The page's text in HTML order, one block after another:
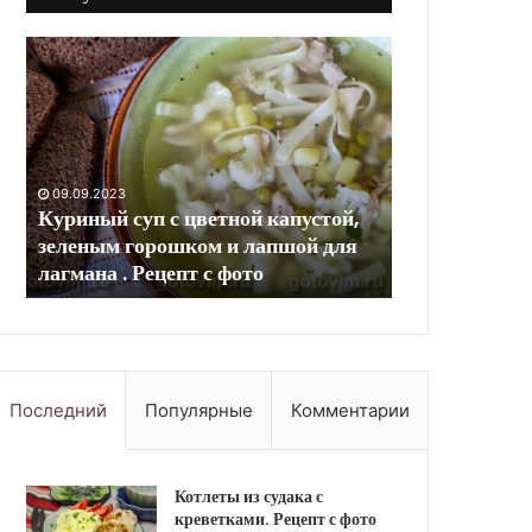
Паэлья
с
куриными
сердечками.
Рецепт
с
фото
09.09.2023
Паэлья с куриными сердечками.
Рецепт с фото
приготовленная
пару.
Рецепт
с
фото
Последний Популярные Комментарии
Котлеты из судака с
креветками. Рецепт с фото